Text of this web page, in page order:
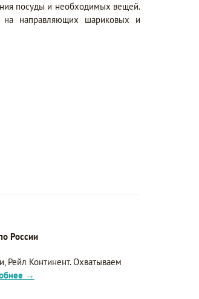
посуды и необходимых вещей.
направляющих шариковых и
России
Рейл Континент. Охватываем
→